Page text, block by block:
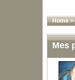
Home>
Mes